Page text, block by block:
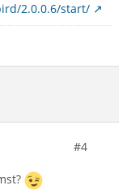
2.0.0.6/start/
#4